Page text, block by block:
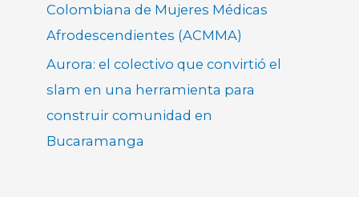
Colombiana de Mujeres Médicas
Afrodescendientes (ACMMA)
Aurora: el colectivo que convirtió el
slam en una herramienta para
construir comunidad en
Bucaramanga